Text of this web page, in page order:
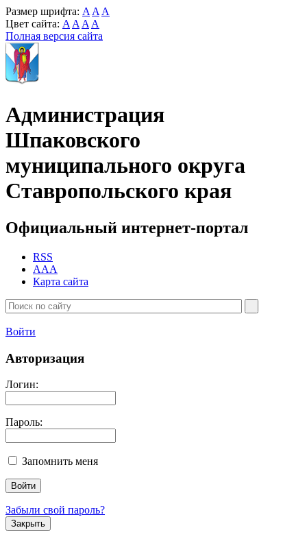
Размер шрифта: A A A
Цвет сайта: A A A A
Полная версия сайта
Администрация
Шпаковского
муниципального округа
Ставропольского края
Официальный интернет-портал
RSS
AAA
Карта сайта
Войти
Авторизация
Логин:
Пароль:
Запомнить меня
Забыли свой пароль?
Закрыть